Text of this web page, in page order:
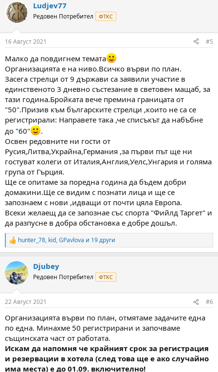
c
t
i
s
Ludjev77
Редовен Потребител ФТКС
16 Август 2021 #5
Малко да повдигнем темата
Организацията е на ниво.Всичко върви по план.
Засега стрелци от 9 държави са заявили участие в
единственото 3 дневно състезание в световен мащаб, за
тази година.Бройката вече премина границата от
"50".Призив към българските стрелци ,които не са се
регистрирали: Направете така ,че списъкът да набъбне
до "60"
.
Освен редовните ни гости от
Русия,Литва,Украйна,Германия ,за първи път ще ни
гостуват колеги от Италия,Англия,Уелс,Унгария и голяма
група от Гърция.
Ще се опитаме за поредна година да бъдем добри
домакини.Ще се видим с познати лица и ще се
запознаем с нови ,идващи от почти цяла Европа.
Всеки желаещ да се запознае със спорта "Фийлд Таргет" и
да разпусне в добра обстановка е добре дошъл.
R
e
c
t
i
s
hunter_78, kid,GPavlova и 19 други
Djubey
Редовен Потребител ФТКС
22 Август 2021 #6
Организацията върви по план, отмятаме задачите една
по една. Минахме 50 регистрирани и започваме
същинската част от работата.
Искам да напомня че крайният срок за регистрация
и резервации в хотела (след това ще е ако случайно
има места) е до 01.09. включително!